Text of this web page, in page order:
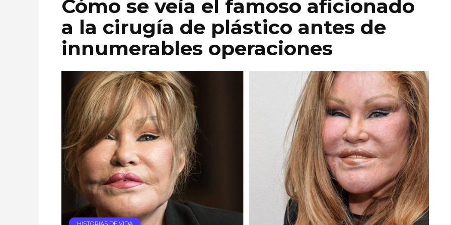
Cómo se veía el famoso aficionado
a la cirugía de plástico antes de
innumerables operaciones
HISTORIAS DE VIDA